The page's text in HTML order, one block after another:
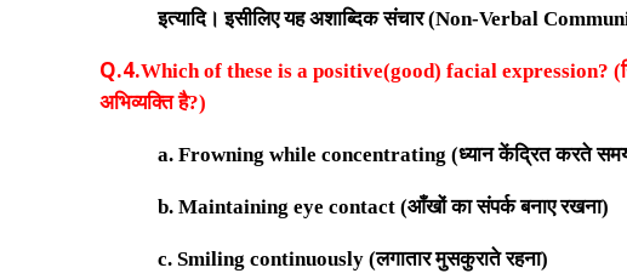
इत्यादि। इसीलिए यह अशाब्दिक संचार (Non-Verbal
Q.4.Which of these is a positive(good) facial expression? (
अभिव्यक्ति है?)
a. Frowning while concentrating (ध्यान केंद्रित करते
b. Maintaining eye contact (आँखों का संपर्क बनाए रखना)
c. Smiling continuously (लगातार मुसकुराते रहना)